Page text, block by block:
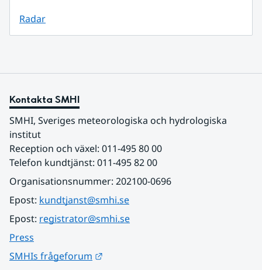
Radar
Kontakta SMHI
SMHI, Sveriges meteorologiska och hydrologiska
institut
Reception och växel: 011-495 80 00
Telefon kundtjänst: 011-495 82 00
Organisationsnummer: 202100-0696
Epost: kundtjanst@smhi.se
Epost: registrator@smhi.se
Press
SMHIs frågeforum